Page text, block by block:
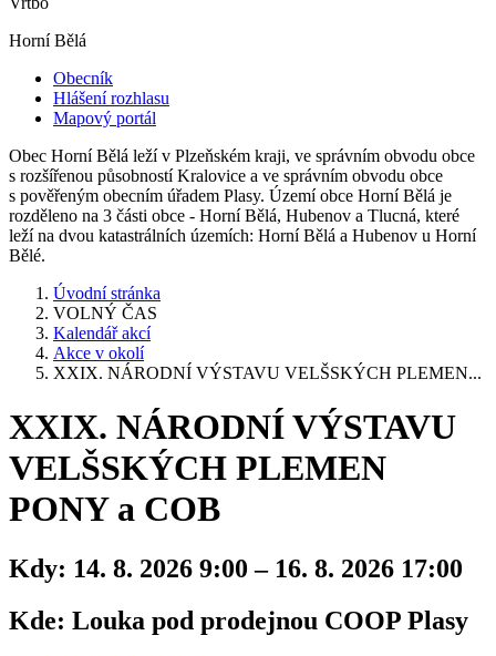
Horní Bělá
Obecník
Hlášení rozhlasu
Mapový portál
Obec Horní Bělá leží v Plzeňském kraji, ve správním obvodu obce
s rozšířenou působností Kralovice a ve správním obvodu obce
s pověřeným obecním úřadem Plasy. Území obce Horní Bělá je
rozděleno na 3 části obce - Horní Bělá, Hubenov a Tlucná, které
leží na dvou katastrálních územích: Horní Bělá a Hubenov u Horní
Bělé.
Úvodní stránka
VOLNÝ ČAS
Kalendář akcí
Akce v okolí
XXIX. NÁRODNÍ VÝSTAVU VELŠSKÝCH PLEMEN...
XXIX. NÁRODNÍ VÝSTAVU
VELŠSKÝCH PLEMEN
PONY a COB
Kdy: 14. 8. 2026 9:00 – 16. 8. 2026 17:00
Kde: Louka pod prodejnou COOP Plasy